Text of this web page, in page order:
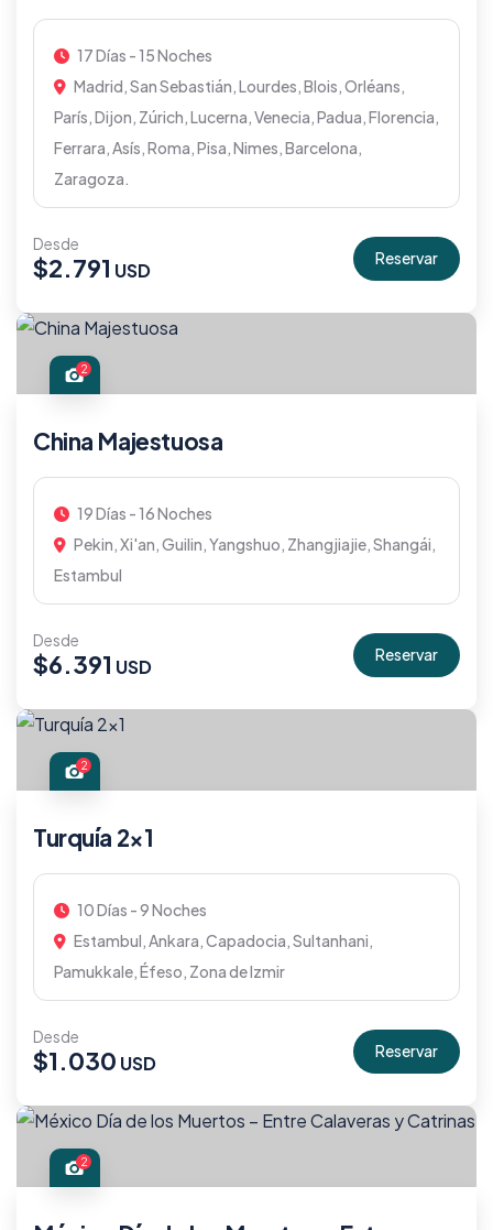
17 Días - 15 Noches
Madrid, San Sebastián, Lourdes, Blois, Orléans,
París, Dijon, Zúrich, Lucerna, Venecia, Padua, Florencia,
Ferrara, Asís, Roma, Pisa, Nimes, Barcelona,
Zaragoza.
Desde
$2.791 Reservar
2
China Majestuosa
19 Días - 16 Noches
Pekin, Xi'an, Guilin, Yangshuo, Zhangjiajie, Shangái,
Estambul
Desde
$6.391 Reservar
2
Turquía 2×1
10 Días - 9 Noches
Estambul, Ankara, Capadocia, Sultanhani,
Pamukkale, Éfeso, Zona de Izmir
Desde
$1.030 Reservar
2